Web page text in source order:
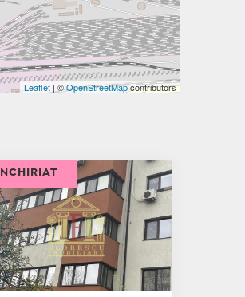
Leaflet| ©OpenStreetMapcontributors
ÎNCHIRIAT